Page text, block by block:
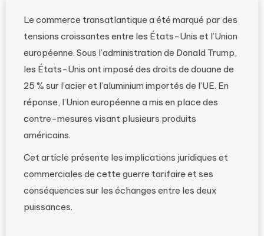
Le commerce transatlantique a été marqué par des
tensions croissantes entre les États-Unis et l’Union
européenne. Sous l’administration de Donald Trump,
les États-Unis ont imposé des droits de douane de
25 % sur l’acier et l’aluminium importés de l’UE. En
réponse, l’Union européenne a mis en place des
contre-mesures visant plusieurs produits
américains.
Cet article présente les implications juridiques et
commerciales de cette guerre tarifaire et ses
conséquences sur les échanges entre les deux
puissances.